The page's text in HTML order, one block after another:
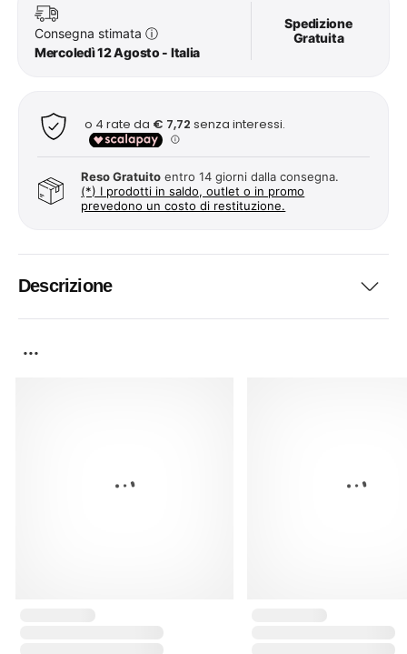
Consegna stimata ⓘ
Mercoledì 12 Agosto - Italia
Spedizione
Gratuita
Reso Gratuito entro 14 giorni dalla consegna.
(*) I prodotti in saldo, outlet o in promo
prevedono un costo di restituzione.
Descrizione
...